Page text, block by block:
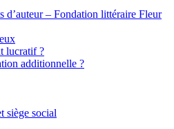
d’auteur – Fondation littéraire Fleur
lucratif ?
additionnelle ?
siège social